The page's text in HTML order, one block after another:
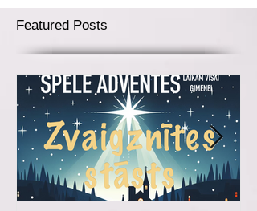
Featured Posts